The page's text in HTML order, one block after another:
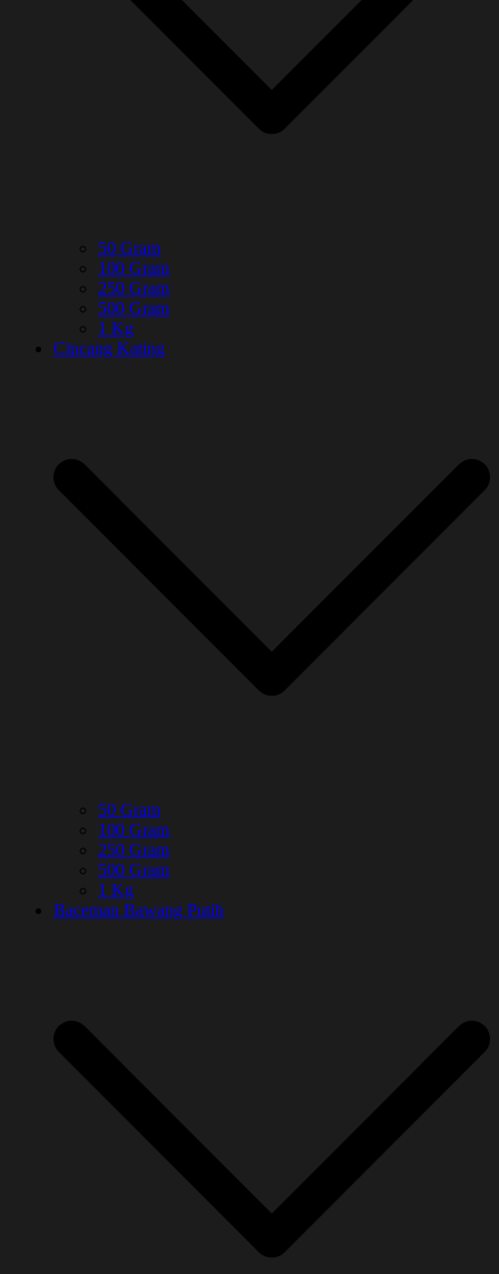
50 Gram
100 Gram
250 Gram
500 Gram
1 Kg
Cincang Kating
50 Gram
100 Gram
250 Gram
500 Gram
1 Kg
Baceman Bawang Putih